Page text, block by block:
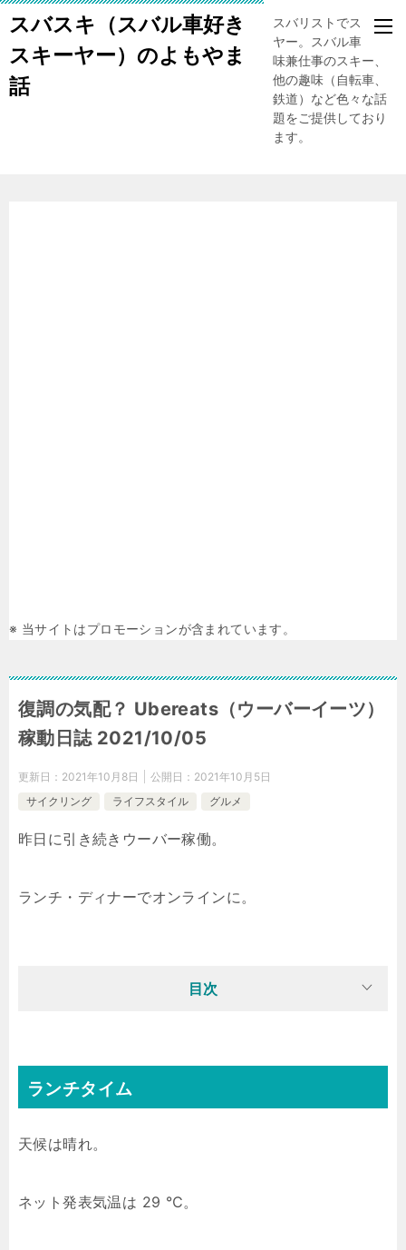
スバスキ（スバル車好き
スキーヤー）のよもやま
話
スバリストでスキー
ヤー。スバル車、趣
味兼仕事のスキー、
他の趣味（自転車、
鉄道）など色々な話
題をご提供しており
ます。
※ 当サイトはプロモーションが含まれています。
復調の気配？ Ubereats（ウーバーイーツ）
稼動日誌 2021/10/05
更新日： 2021年10月8日 公開日： 2021年10月5日
サイクリング
ライフスタイル グルメ
昨日に引き続きウーバー稼働。
ランチ・ディナーでオンラインに。
目次
ランチタイム
天候は晴れ。
ネット発表気温は 29 ℃。